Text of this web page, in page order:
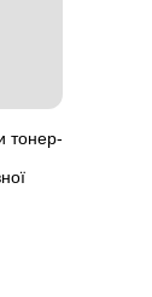
тонер-